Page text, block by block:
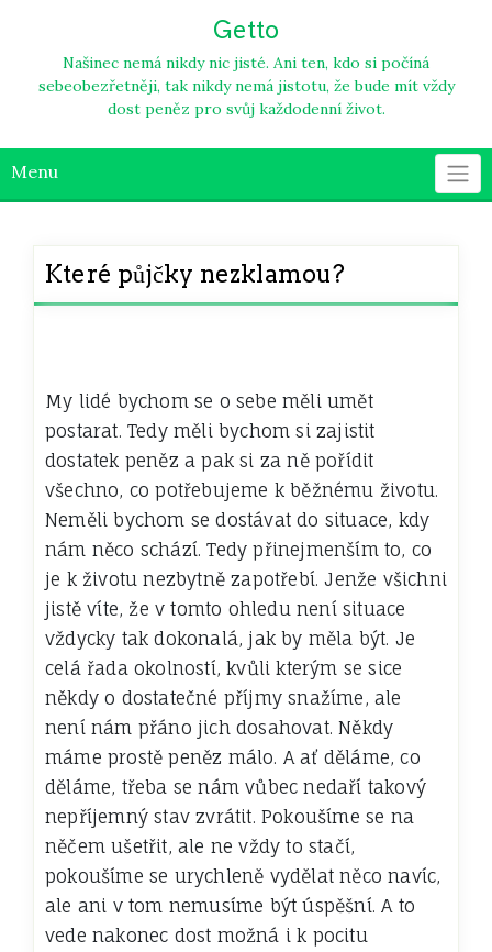
Getto
Našinec nemá nikdy nic jisté. Ani ten, kdo si počíná
sebeobezřetněji, tak nikdy nemá jistotu, že bude mít vždy
dost peněz pro svůj každodenní život.
Menu
Které půjčky nezklamou?
My lidé bychom se o sebe měli umět
postarat. Tedy měli bychom si zajistit
dostatek peněz a pak si za ně pořídit
všechno, co potřebujeme k běžnému životu.
Neměli bychom se dostávat do situace, kdy
nám něco schází. Tedy přinejmenším to, co
je k životu nezbytně zapotřebí. Jenže všichni
jistě víte, že v tomto ohledu není situace
vždycky tak dokonalá, jak by měla být. Je
celá řada okolností, kvůli kterým se sice
někdy o dostatečné příjmy snažíme, ale
není nám přáno jich dosahovat.Někdy
máme prostě peněz málo. A ať děláme, co
děláme, třeba se nám vůbec nedaří takový
nepříjemný stav zvrátit. Pokoušíme se na
něčem ušetřit, ale ne vždy to stačí,
pokoušíme se urychleně vydělat něco navíc,
ale ani v tom nemusíme být úspěšní. A to
vede nakonec dost možná i k pocitu